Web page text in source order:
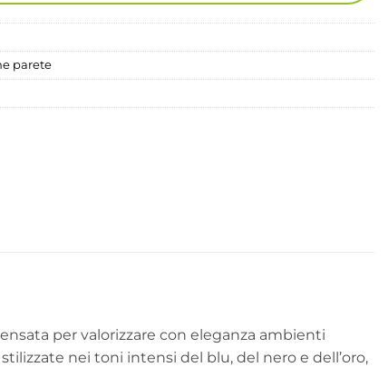
parete
per valorizzare con eleganza ambienti
nei toni intensi del blu, del nero e dell’oro,